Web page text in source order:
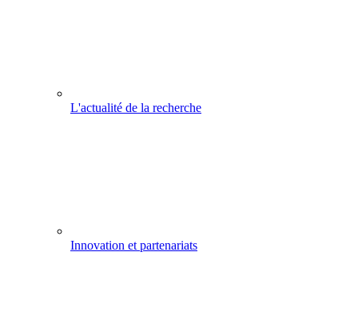
L'actualité de la recherche
Innovation et partenariats